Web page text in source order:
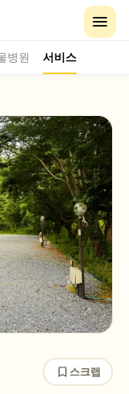
병원 서비스
스크랩